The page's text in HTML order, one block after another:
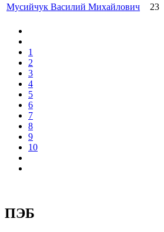
Мусийчук Василий Михайлович
23
1
2
3
4
5
6
7
8
9
10
ПЭБ